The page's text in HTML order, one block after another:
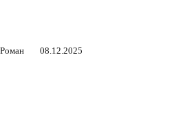
Роман 08.12.2025